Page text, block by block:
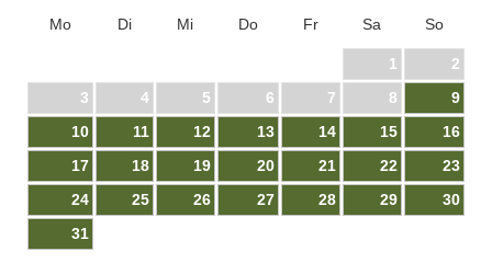
Mo Di Mi Do Fr Sa So
1
2
3
4 5 6 7 8
9
10
11 12 13 14 15
16
17
18 19 20 21 22
23
24
25 26 27 28 29
30
31